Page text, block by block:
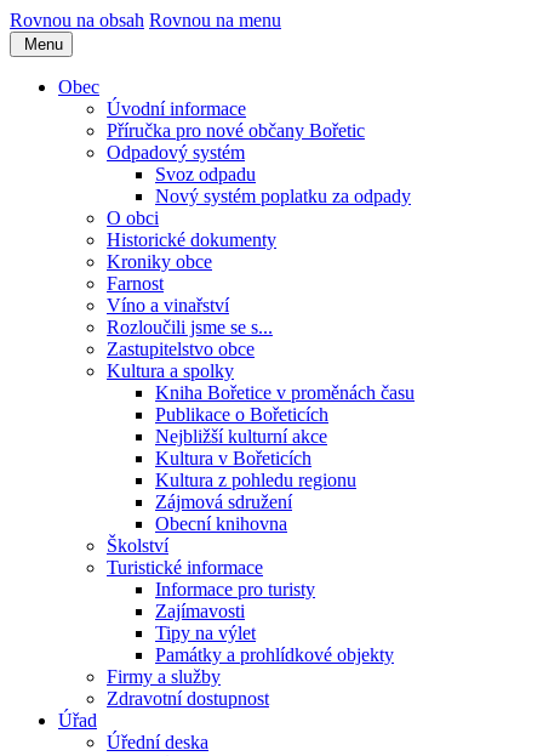
Rovnou na obsah Rovnou na menu
Menu
Obec
Úvodní informace
Příručka pro nové občany Bořetic
Odpadový systém
Svoz odpadu
Nový systém poplatku za odpady
O obci
Historické dokumenty
Kroniky obce
Farnost
Víno a vinařství
Rozloučili jsme se s...
Zastupitelstvo obce
Kultura a spolky
Kniha Bořetice v proměnách času
Publikace o Bořeticích
Nejbližší kulturní akce
Kultura v Bořeticích
Kultura z pohledu regionu
Zájmová sdružení
Obecní knihovna
Školství
Turistické informace
Informace pro turisty
Zajímavosti
Tipy na výlet
Památky a prohlídkové objekty
Firmy a služby
Zdravotní dostupnost
Úřad
Úřední deska